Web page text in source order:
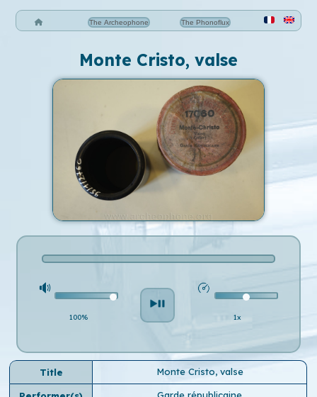
The Archeophone The Phonoflux
Monte Cristo, valse
100% 1x
Title Monte Cristo, valse
Garde républicaine